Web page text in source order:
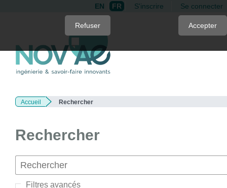
page
content
Navigation
Main
EN FR S'inscrire Se connecter
Accueil Rechercher
Rechercher
Filtres avancés
Refuser Accepter